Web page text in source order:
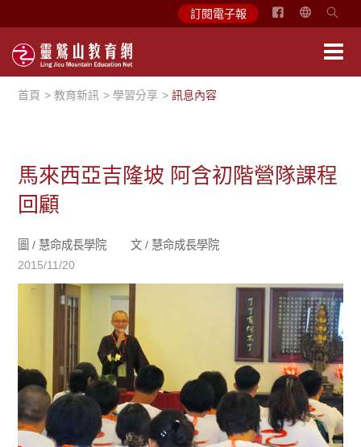
訂閱電子報
简
首頁 教育新訊 學習分享 訊息內容
馬來西亞吉隆坡 阿含初階營隊課程
回顧
圖 / 慧命成長學院 文 / 慧命成長學院
2015/11/20